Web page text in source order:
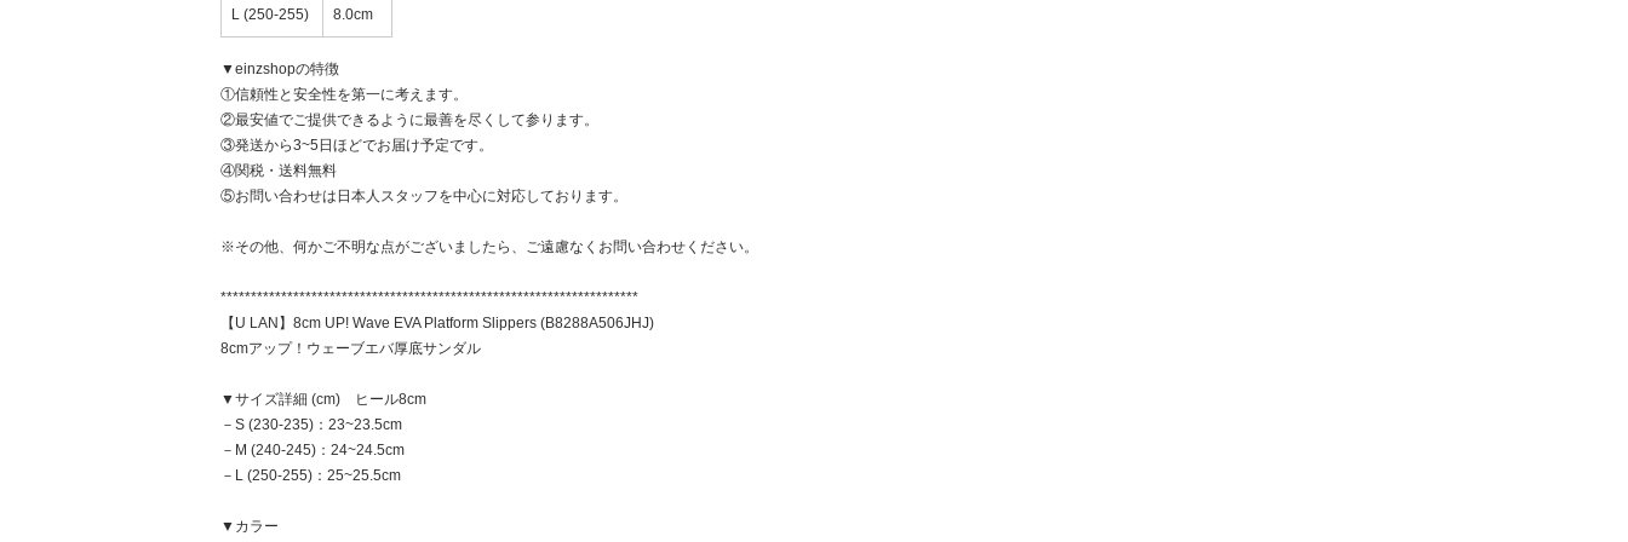
L (250-255) 8.0cm
▼einzshopの特徴
①信頼性と安全性を第一に考えます。
②最安値でご提供できるように最善を尽くして参ります。
③発送から3~5日ほどでお届け予定です。
④関税・送料無料
⑤お問い合わせは日本人スタッフを中心に対応しております。
※その他、何かご不明な点がございましたら、ご遠慮なくお問い合わせください。
*********************************************************************
【U LAN】8cm UP! Wave EVA Platform Slippers (B8288A506JHJ)
8cmアップ！ウェーブエバ厚底サンダル
▼サイズ詳細 (cm) ヒール8cm
－S (230-235)：23~23.5cm
－M (240-245)：24~24.5cm
－L (250-255)：25~25.5cm
▼カラー